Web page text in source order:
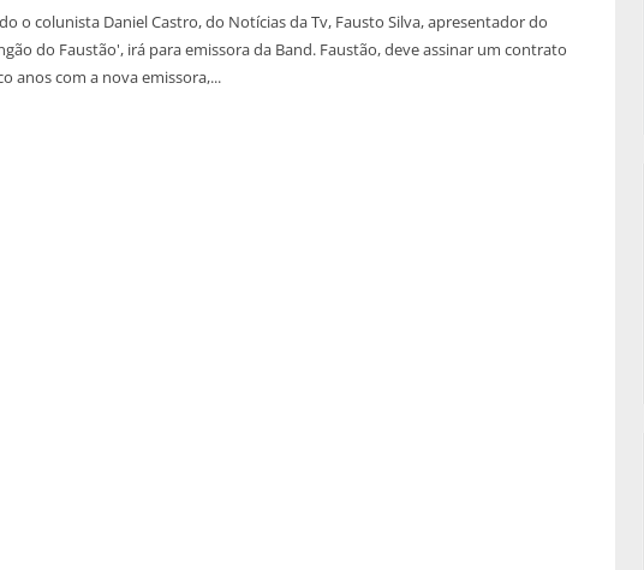
o colunista Daniel Castro, do Notícias da Tv, Fausto Silva, apresentador do
Faustão', irá para emissora da Band. Faustão, deve assinar um contrato
anos com a nova emissora,...